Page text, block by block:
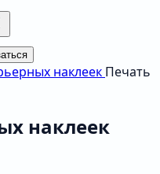
наклеек Печать
наклеек